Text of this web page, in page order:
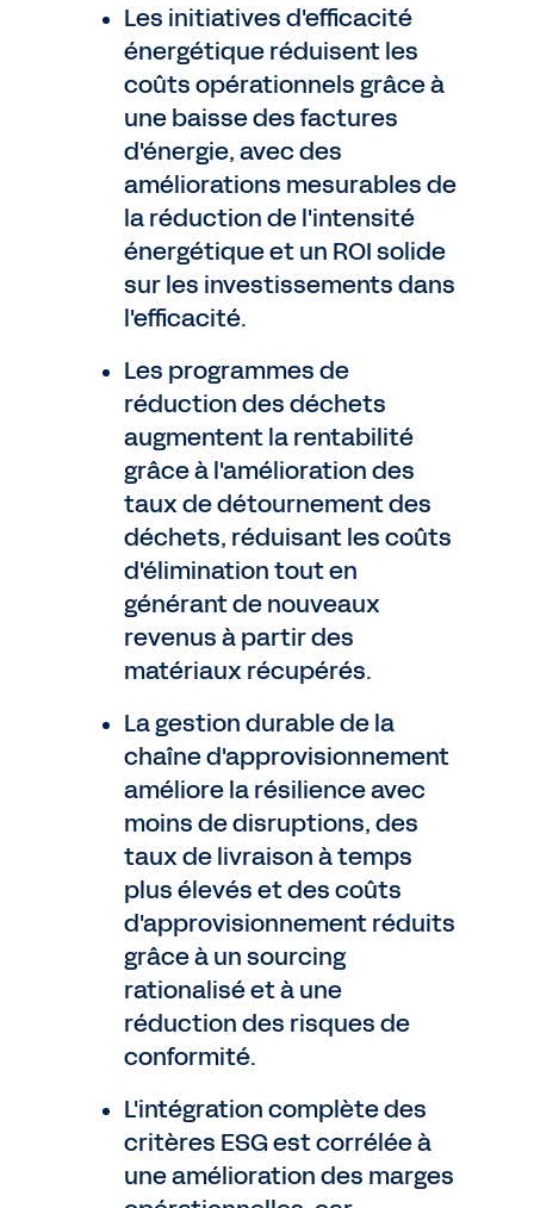
Les initiatives d'efficacité
énergétique réduisent les
coûts opérationnels grâce à
une baisse des factures
d'énergie, avec des
améliorations mesurables de
la réduction de l'intensité
énergétique et un ROI solide
sur les investissements dans
l'efficacité.
Les programmes de
réduction des déchets
augmentent la rentabilité
grâce à l'amélioration des
taux de détournement des
déchets, réduisant les coûts
d'élimination tout en
générant de nouveaux
revenus à partir des
matériaux récupérés.
La gestion durable de la
chaîne d'approvisionnement
améliore la résilience avec
moins de disruptions, des
taux de livraison à temps
plus élevés et des coûts
d'approvisionnement réduits
grâce à un sourcing
rationalisé et à une
réduction des risques de
conformité.
L'intégration complète des
critères ESG est corrélée à
une amélioration des marges